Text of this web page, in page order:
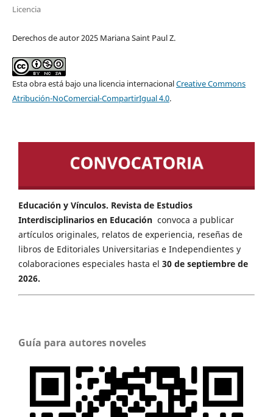
Licencia
Derechos de autor 2025 Mariana Saint Paul Z.
Esta obra está bajo una licencia internacionalCreative Commons
Atribución-NoComercial-CompartirIgual 4.0.
Educación y Vínculos. Revista de Estudios
Interdisciplinarios en Educación convoca a publicar
artículos originales, relatos de experiencia, reseñas de
libros de Editoriales Universitarias e Independientes y
colaboraciones especiales hasta el 30 de septiembre de
2026.
Guía para autores noveles